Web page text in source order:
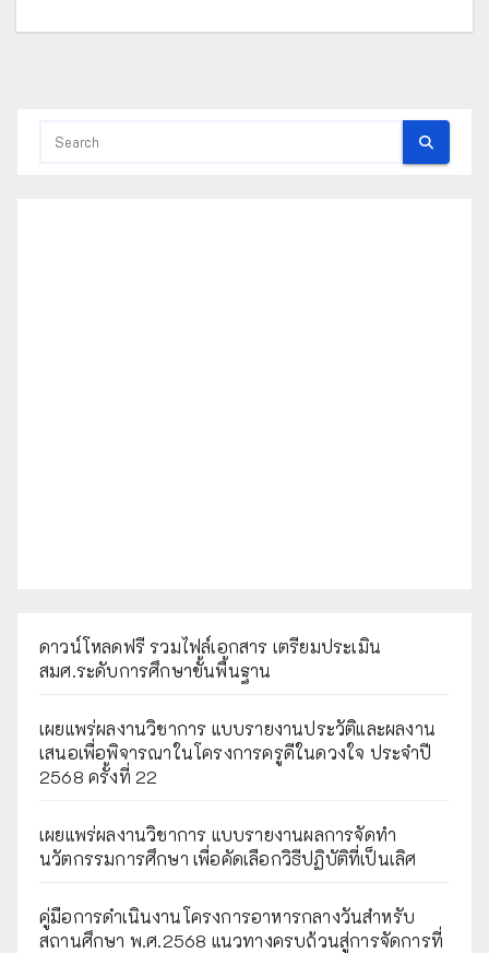
ดาวน์โหลดฟรี รวมไฟล์เอกสาร เตรียมประเมิน
สมศ.ระดับการศึกษาขั้นพื้นฐาน
เผยแพร่ผลงานวิชาการ แบบรายงานประวัติและผลงาน
เสนอเพื่อพิจารณาในโครงการครูดีในดวงใจ ประจำปี
2568 ครั้งที่ 22
เผยแพร่ผลงานวิชาการ แบบรายงานผลการจัดทำ
นวัตกรรมการศึกษา เพื่อคัดเลือกวิธีปฏิบัติที่เป็นเลิศ
คู่มือการดำเนินงานโครงการอาหารกลางวันสำหรับ
สถานศึกษา พ.ศ.2568 แนวทางครบถ้วนสู่การจัดการที่